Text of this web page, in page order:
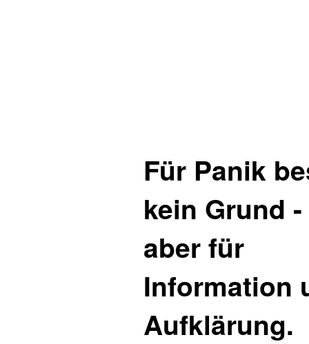
Für Panik
kein Grund
aber für
Information
Aufklärung.